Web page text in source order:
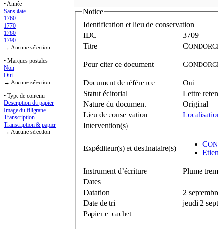
• Année
Sans date
1760
1770
1780
1790
→ Aucune sélection
• Marques postales
Non
Oui
→ Aucune sélection
• Type de contenu
Description du papier
Image du filigrane
Transcription
Transcription & papier
→ Aucune sélection
Notice
Identification et lieu de conservation
IDC
3709
Titre
C
Pour citer ce document C
Document de référence
Oui
Statut éditorial
Lettre
Nature du document
Original
Lieu de conservation
Intervention(s)
Expéditeur(s) et destinataire(s)
C
Instrument d’écriture
Plume
Dates
Datation
2
Date de tri
jeudi 2
Papier et cachet